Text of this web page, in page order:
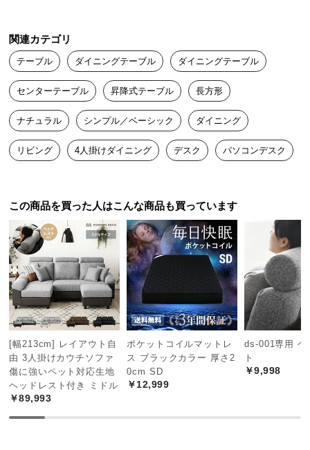
て
開
梱
設
置
サ
ー
に
つ
い
て
搬
入
経
に
つ
い
て
厚み 約2.5cm
暮らしに合わせて広がる使い方
テーブルの高さを変えることで、周りのインテリア
や用途に合わせて様々な場面で活用できます。
ナチュラル系のお部屋にぴったりなデザイン！
届いたときの質感がしっかりしてて正直このお値段に見えませ
天板が広めなのでリモコンやお茶セットも余裕で置けるのがあり
関連カテゴリ
テーブル ダイニングテーブル ダイニングテーブル
センターテーブル 昇降式テーブル 長方形
ナチュラル シンプル／ベーシック ダイニング
リビング 4人掛けダイニング デスク パソコンデスク
この商品を買った人はこんな商品も買っています
[幅213cm] レイアウト自
由 3人掛けカウチソファ
傷に強いペット対応生地
ヘッドレスト付き ミドル
￥89,993
ポケットコイルマットレ
ス ブラックカラー 厚さ2
0cm SD
￥12,999
ds-001専用 ヘ
ト
￥9,998